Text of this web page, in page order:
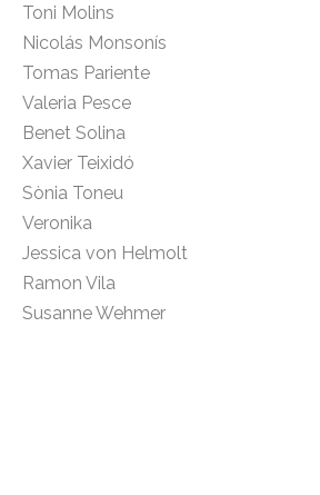
Toni Molins
Nicolás Monsonís
Tomas Pariente
Valeria Pesce
Benet Solina
Xavier Teixidó
Sònia Toneu
Veronika
Jessica von Helmolt
Ramon Vila
Susanne Wehmer